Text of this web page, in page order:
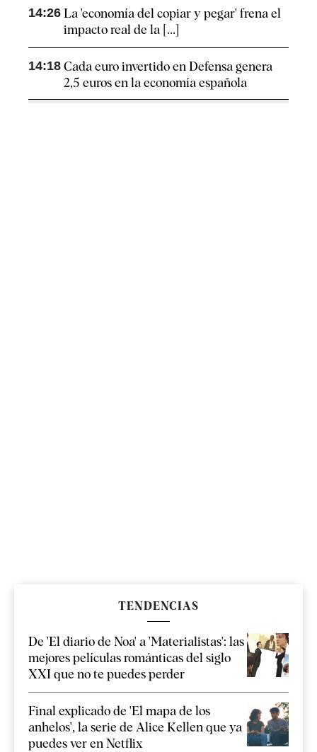
14:26 La 'economía del copiar y pegar' frena el
impacto real de la [...]
14:18 Cada euro invertido en Defensa genera
2,5 euros en la economía española
TENDENCIAS
De 'El diario de Noa' a 'Materialistas': las
mejores películas románticas del siglo
XXI que no te puedes perder
Final explicado de 'El mapa de los
anhelos', la serie de Alice Kellen que ya
puedes ver en Netflix